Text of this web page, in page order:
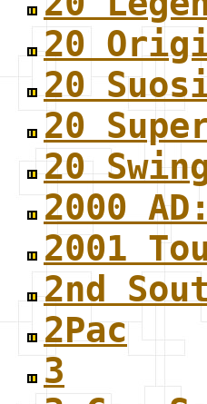
20
20
20
20
2000
2001
2nd
2Pac
3